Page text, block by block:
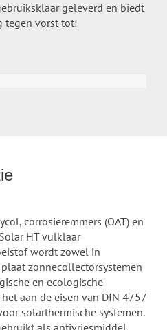
geleverd en biedt
tegen vorst tot:
corrosieremmers (OAT) en
HT vulklaar
wordt zowel in
zonnecollectorsystemen
en ecologische
aan de eisen van DIN 4757
solarthermische systemen.
als antivriesmiddel,